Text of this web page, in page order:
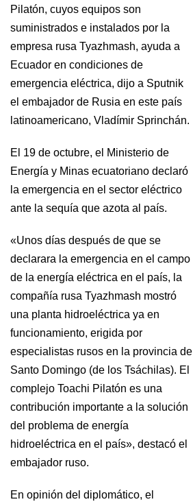
Pilatón, cuyos equipos son
suministrados e instalados por la
empresa rusa Tyazhmash, ayuda a
Ecuador en condiciones de
emergencia eléctrica, dijo a Sputnik
el embajador de Rusia en este país
latinoamericano, Vladímir Sprinchán.
El 19 de octubre, el Ministerio de
Energía y Minas ecuatoriano declaró
la emergencia en el sector eléctrico
ante la sequía que azota al país.
«Unos días después de que se
declarara la emergencia en el campo
de la energía eléctrica en el país, la
compañía rusa Tyazhmash mostró
una planta hidroeléctrica ya en
funcionamiento, erigida por
especialistas rusos en la provincia de
Santo Domingo (de los Tsáchilas). El
complejo Toachi Pilatón es una
contribución importante a la solución
del problema de energía
hidroeléctrica en el país», destacó el
embajador ruso.
En opinión del diplomático, el